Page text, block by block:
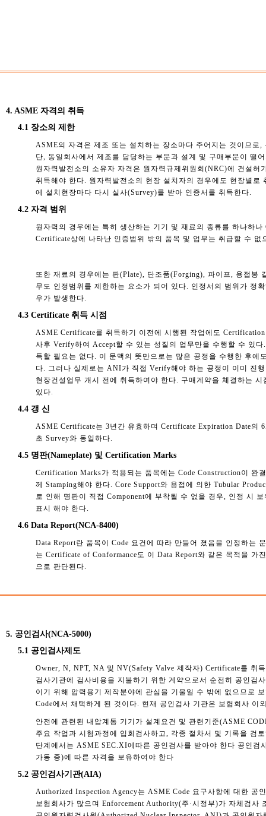
4. ASME 자격의 취득
4.1 장소의 제한
ASME의 자격은 제조 또는 설치하는 장소마다 주어지는 것이므
단, 동일회사에서 제조를 담당하는 부문과 설계 및 구매부문이 떨
원자력발전소의 소유자 자격은 원자력규제위원회(NRC)에 건설
취득해야 한다. 원자력발전소의 현장 설치자의 경우에도 현장별
에 설치현장마다 다시 실사(Survey)를 받아 인증서를 취득한다.
4.2 자격 범위
원자력의 경우에는 특히 생산하는 기기 및 재료의 종류를 하나하
Certificate상에 나타난 인증범위 밖의 품목 및 업무는 취급할 수
또한 재료의 경우에는 판(Plate), 단조품(Forging), 파이프, 용접봉
무도 인정범위를 제한하는 요소가 되어 있다. 인정서의 범위가 정
우가 발생한다.
4.3 Certificate 취득 시점
ASME Certificate를 취득하기 이전에 시행된 작업에도
사후 Verify하여 Accept할 수 있는 성질의 업무만을 수행할 수 있
득할 필요는 없다. 이 문맥의 뜻만으로는 많은 공정을 수행한 후
다. 그러나 실제로는 ANI가 직접 Verify해야 하는 공정이 이미 진
현장건설업무 개시 전에 취득하여야 한다. 구매계약을 체결하는
있다.
4.4 갱 신
ASME Certificate는 3년간 유효하며 Certificate Expiration Date의
초 Survey와 동일하다.
4.5 명판(Nameplate) 및 Certification Marks
Certification Marks가 적용되는 품목에는 Code Construction이
께 Stamping해야 한다. Core Support와 용접에 의한 Tubular
로 인해 명판이 직접 Component에 부착될 수 없을 경우, 인정 시
표시 해야 한다.
4.6 Data Report(NCA-8400)
Data Report란 품목이 Code 요건에 따라 만들어 졌음을 인정하는
는 Certificate of Conformance도 이 Data Report와 같은 목적을
으로 판단된다.
5. 공인검사(NCA-5000)
5.1 공인검사제도
Owner, N, NPT, NA 및 NV(Safety Valve 제작자) Certificate를 취
검사기관에 검사비용을 지불하기 위한 계약으로서 순전히 공인검
이기 위해 압력용기 제작분야에 관심을 기울일 수 밖에 없으므로
Code에서 채택하게 된 것이다. 현재 공인검사 기관은 보험회사 이
안전에 관련된 내압계통 기기가 설계요건 및 관련기준(ASME
주요 작업과 시험과정에 입회검사하고, 각종 절차서 및 기록을 검
단계에서는 ASME SEC.XI에따른 공인검사를 받아야 한다 공인
가동 중)에 따른 자격을 보유하여야 한다
5.2 공인검사기관(AIA)
Authorized Inspection Agency는 ASME Code 요구사항에 대한
보험회사가 많으며 Enforcement Authority(주·시정부)가 자체검